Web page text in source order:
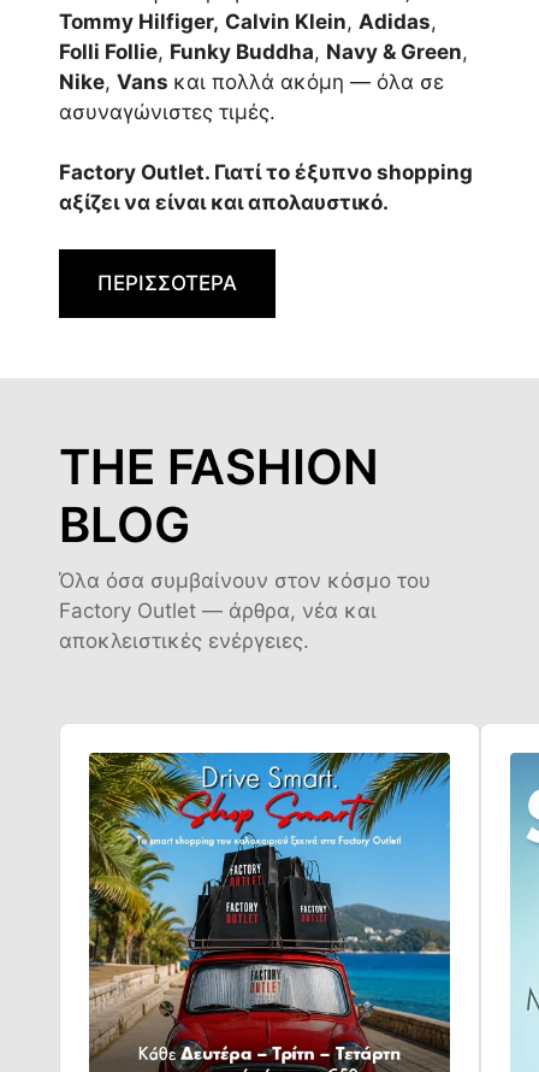
Tommy Hilfiger, Calvin Klein, Adidas,
Folli Follie, Funky Buddha, Navy & Green,
Nike, Vans και πολλά ακόμη — όλα σε
ασυναγώνιστες τιμές.
Factory Outlet. Γιατί το έξυπνο shopping
αξίζει να είναι και απολαυστικό.
ΠΕΡΙΣΣΟΤΕΡΑ
THE FASHION
BLOG
Όλα όσα συμβαίνουν στον κόσμο του
Factory Outlet — άρθρα, νέα και
αποκλειστικές ενέργειες.